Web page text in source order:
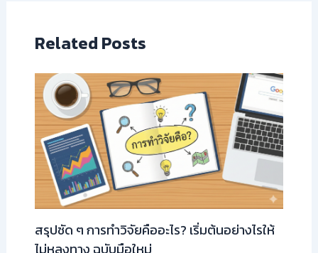
Related Posts
สรุปชัด ๆ การทำวิจัยคืออะไร? เริ่มต้นอย่างไรให้
ไม่หลงทาง ฉบับมือใหม่